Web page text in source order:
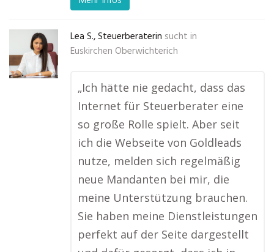
Lea S., Steuerberaterin sucht in
Euskirchen Oberwichterich
„Ich hätte nie gedacht, dass das
Internet für Steuerberater eine
so große Rolle spielt. Aber seit
ich die Webseite von Goldleads
nutze, melden sich regelmäßig
neue Mandanten bei mir, die
meine Unterstützung brauchen.
Sie haben meine Dienstleistungen
perfekt auf der Seite dargestellt